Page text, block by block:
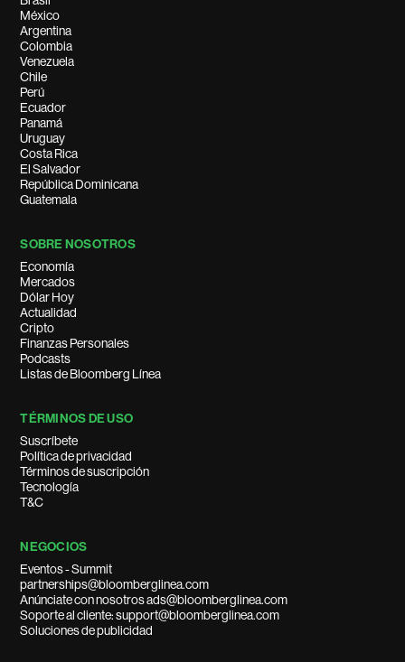
México
Argentina
Colombia
Venezuela
Chile
Perú
Ecuador
Panamá
Uruguay
Costa Rica
El Salvador
República Dominicana
Guatemala
SOBRE NOSOTROS
Economía
Mercados
Dólar Hoy
Actualidad
Cripto
Finanzas Personales
Podcasts
Listas de Bloomberg Línea
TÉRMINOS DE USO
Suscríbete
Política de privacidad
Términos de suscripción
Tecnología
T&C
NEGOCIOS
Eventos - Summit
partnerships@bloomberglinea.com
Anúnciate con nosotros ads@bloomberglinea.com
Soporte al cliente: support@bloomberglinea.com
Soluciones de publicidad